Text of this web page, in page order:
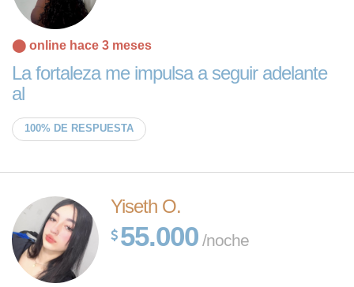
⬤ online hace 3 meses
La fortaleza me impulsa a seguir adelante
al
100% DE RESPUESTA
Yiseth O.
55.000 /noche